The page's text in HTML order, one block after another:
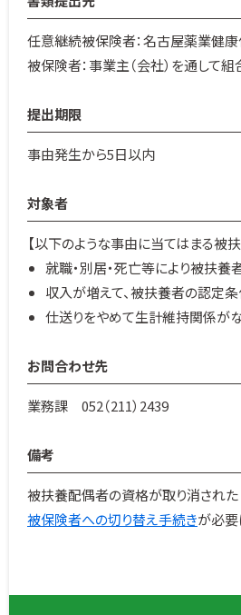
任意継続被保険者：名古屋薬業健
被保険者：事業主（会社）を通して組
提出期限
事由発生から5日以内
対象者
【以下のような事由に当てはまる被
就職・別居・死亡等により被扶養
収入が増えて、被扶養者の認定
仕送りをやめて生計維持関係が
お問合わせ先
業務課 052（211）2439
備考
被扶養配偶者の資格が取り消された
被保険者への切り替え手続きが必要